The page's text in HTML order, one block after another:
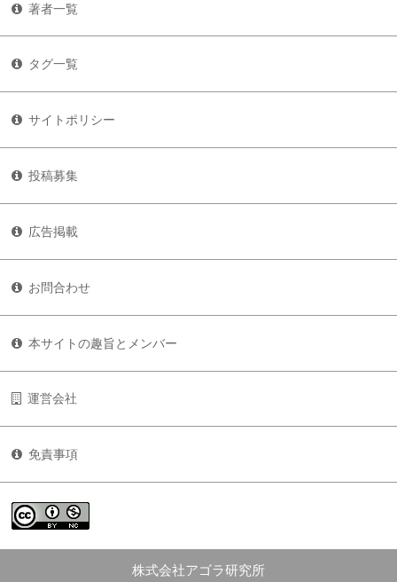
著者一覧
タグ一覧
サイトポリシー
投稿募集
広告掲載
お問合わせ
本サイトの趣旨とメンバー
運営会社
免責事項
株式会社アゴラ研究所